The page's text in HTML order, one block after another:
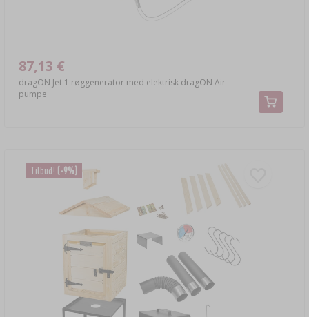
dragON Jet 1 røggenerator med elektrisk dragON Air-
pumpe
87,13 €
Tilbud! (-9%)